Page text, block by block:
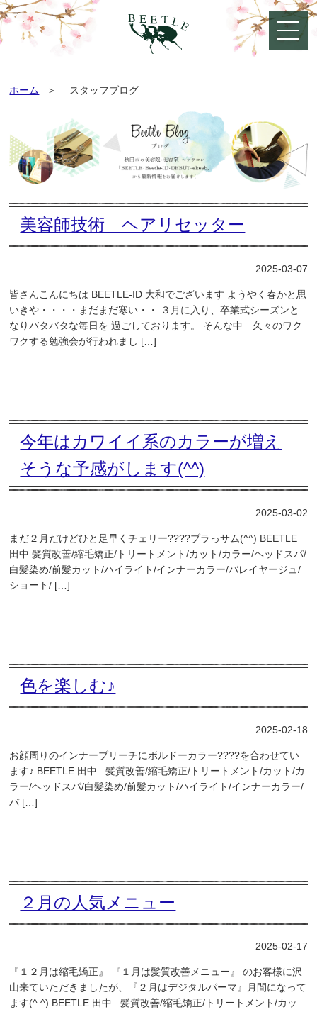
ホーム スタッフブログ
美容師技術 ヘアリセッター
2025-03-07
皆さんこんにちは BEETLE-ID 大和でございます ようやく春かと思
いきや・・・・まだまだ寒い・・ ３月に入り、卒業式シーズンと
なりバタバタな毎日を 過ごしております。 そんな中 久々のワク
ワクする勉強会が行われまし […]
今年はカワイイ系のカラーが増え
そうな予感がします(^^)
2025-03-02
まだ２月だけどひと足早くチェリー????ブラっサム(^^) BEETLE
田中 髪質改善/縮毛矯正/トリートメント/カット/カラー/ヘッドスパ/
白髪染め/前髪カット/ハイライト/インナーカラー/バレイヤージュ/
ショート/ […]
色を楽しむ♪
2025-02-18
お顔周りのインナーブリーチにボルドーカラー????を合わせてい
ます♪ BEETLE 田中 髪質改善/縮毛矯正/トリートメント/カット/カ
ラー/ヘッドスパ/白髪染め/前髪カット/ハイライト/インナーカラー/
バ […]
２月の人気メニュー
2025-02-17
『１２月は縮毛矯正』 『１月は髪質改善メニュー』 のお客様に沢
山来ていただきましたが、『２月はデジタルパーマ』月間になって
ます(^ ^) BEETLE 田中 髪質改善/縮毛矯正/トリートメント/カッ